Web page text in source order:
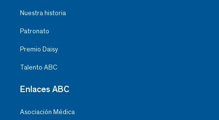
Nuestra historia
Patronato
Premio Daisy
Talento ABC
Enlaces ABC
Asociación Médica